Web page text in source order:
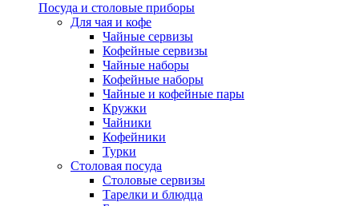
Посуда и столовые приборы
Для чая и кофе
Чайные сервизы
Кофейные сервизы
Чайные наборы
Кофейные наборы
Чайные и кофейные пары
Кружки
Чайники
Кофейники
Турки
Столовая посуда
Столовые сервизы
Тарелки и блюдца